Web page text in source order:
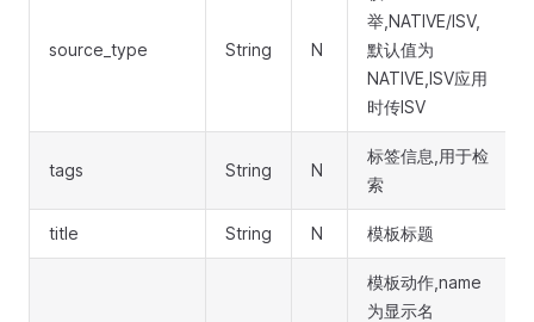
source_type String N
举,NATIVE/ISV,
默认值为
NATIVE,ISV应用
时传ISV
tags String N
标签信息,用于检
索
title String N 模板标题
模板动作,name
为显示名